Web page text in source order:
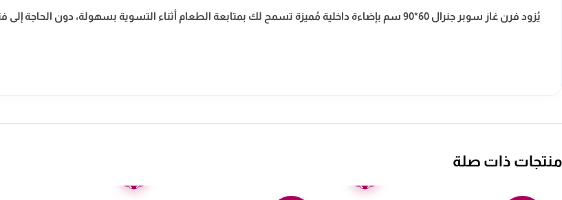
يُزود فرن غاز سوبر جنرال 60*90 سم بإضاءة داخلية مُميزة تسمح لك بمتابعة الطعام أثناء التسوية بسهولة، دون الحاجة إلى فتح الباب، مما يُحافظ على حرارة الفرن ويُساعد على طهي الطعام بشكل أفضل
منتجات ذات صلة